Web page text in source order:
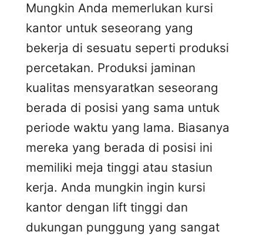
Mungkin Anda memerlukan kursi
kantor untuk seseorang yang
bekerja di sesuatu seperti produksi
percetakan. Produksi jaminan
kualitas mensyaratkan seseorang
berada di posisi yang sama untuk
periode waktu yang lama. Biasanya
mereka yang berada di posisi ini
memiliki meja tinggi atau stasiun
kerja. Anda mungkin ingin kursi
kantor dengan lift tinggi dan
dukungan punggung yang sangat